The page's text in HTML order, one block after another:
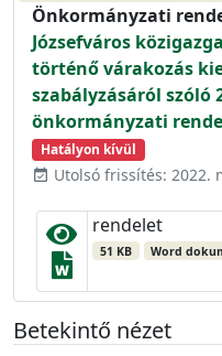
Önkormányzati
Józsefváros
történő várakozás
szabályzásáról szóló
önkormányzati
Hatályon kívül
event_available Utolsó frissítés: 2022.
rendelet
51 KB Word
Betekintő nézet